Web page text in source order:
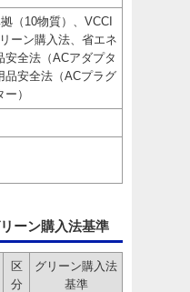
（10物質）、VCCI
ーン購入法、省エネ
安全法（ACアダプタ
品安全法（ACプラグ
）
ーン購入法基準
区
分
グリーン購入法
基準